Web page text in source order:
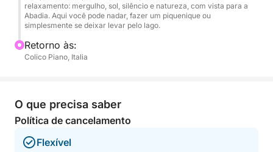
A bordo: bebida de boas-vindas, lanches,
refrigerantes, sistema de som, chuveiro,
equipamentos de banheiro e máximo conforto.
Uma experiência perfeita para casais, grupos de
relaxamento: mergulho, sol, silêncio e natureza, com vista para a
Abadia. Aqui você pode nadar, fazer um piquenique ou
simplesmente se deixar levar pelo lago.
Retorno às:
Colico Piano, Italia
O que precisa saber
Política de cancelamento
Flexível